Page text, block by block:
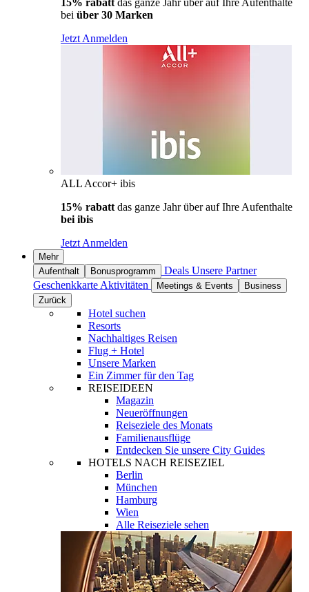
bei über 30 Marken
Jetzt Anmelden
ALL Accor+ ibis
15% rabatt das ganze Jahr über auf Ihre Aufenthalte
bei ibis
Jetzt Anmelden
Mehr
Aufenthalt
Bonusprogramm Deals Unsere Partner
Geschenkkarte Aktivitäten Meetings & Events
Business
Zurück
Hotel suchen
Resorts
Nachhaltiges Reisen
Flug + Hotel
Unsere Marken
Ein Zimmer für den Tag
REISEIDEEN
Magazin
Neueröffnungen
Reiseziele des Monats
Familienausflüge
Entdecken Sie unsere City Guides
HOTELS NACH REISEZIEL
Berlin
München
Hamburg
Wien
Alle Reiseziele sehen